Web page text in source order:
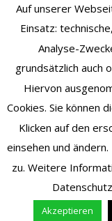
Auf unserer
Einsatz:
Analyse-
grundsätzlich auch
Hiervon
Cookies. Sie können
Klicken auf den
einsehen und
zu. Weitere
Akzeptieren